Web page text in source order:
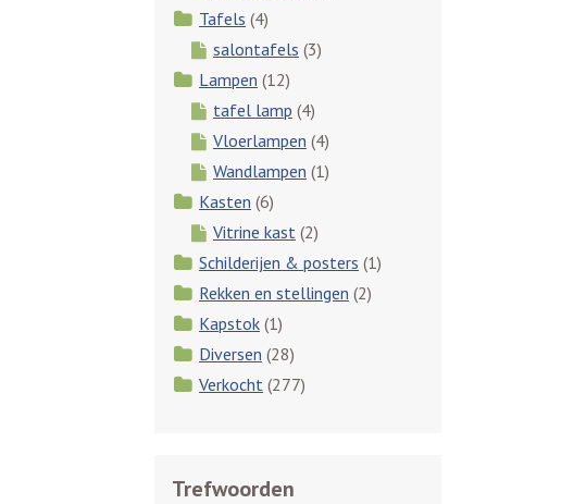
Tafels (4)
salontafels (3)
Lampen (12)
tafel lamp (4)
Vloerlampen (4)
Wandlampen (1)
Kasten (6)
Vitrine kast (2)
Schilderijen & posters (1)
Rekken en stellingen (2)
Kapstok (1)
Diversen (28)
Verkocht (277)
Trefwoorden